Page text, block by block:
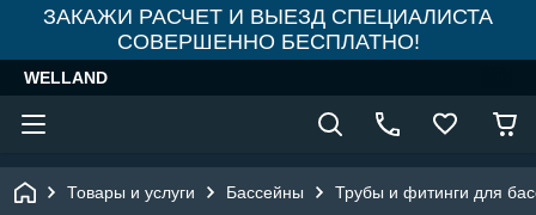
ЗАКАЖИ РАСЧЕТ И ВЫЕЗД СПЕЦИАЛИСТА
СОВЕРШЕННО БЕСПЛАТНО!
WELLAND
Товары и услуги Бассейны Трубы и фитинги для